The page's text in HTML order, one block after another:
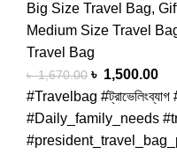
Big Size Travel Bag,
Medium Size Travel
Travel Bag
৳1,670.00 ৳ 1,500.00
#Travelbag
#Daily_family_needs